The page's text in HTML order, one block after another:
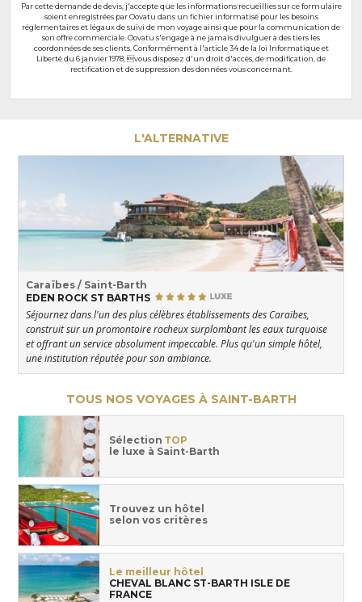
Par cette demande de devis, j'accepte que les informations recueillies sur ce formulaire
soient enregistrées par Oovatu dans un fichier informatisé pour les besoins
réglementaires et légaux de suivi de mon voyage ainsi que pour la communication de
son offre commerciale. Oovatu s'engage à ne jamais divulguer à des tiers les
coordonnées de ses clients. Conformément à l'article 34 de la loi Informatique et
Liberté du 6 janvier 1978, vous disposez d'un droit d'accès, de modification, de
rectification et de suppression des données vous concernant.
L'ALTERNATIVE
Caraïbes / Saint-Barth
EDEN ROCK ST BARTHS
Séjournez dans l'un des plus célèbres établissements des Caraïbes,
construit sur un promontoire rocheux surplombant les eaux turquoise
et offrant un service absolument impeccable. Plus qu'un simple hôtel,
une institution réputée pour son ambiance.
TOUS NOS VOYAGES À SAINT-BARTH
Sélection TOP
le luxe à Saint-Barth
Trouvez un hôtel
selon vos critères
Le meilleur hôtel
CHEVAL BLANC ST-BARTH ISLE DE
FRANCE